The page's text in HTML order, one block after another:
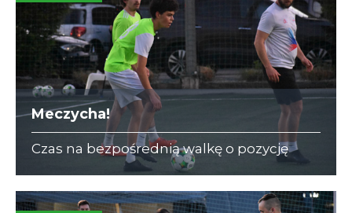
Meczycha!
Czas na bezpośrednią walkę o pozycję
lidera w I Lidze A i III Lidze C. Naprzeciw
siebie stają Dedax z DIAMOND i ZAJC
Akcesoria z Korporatami.